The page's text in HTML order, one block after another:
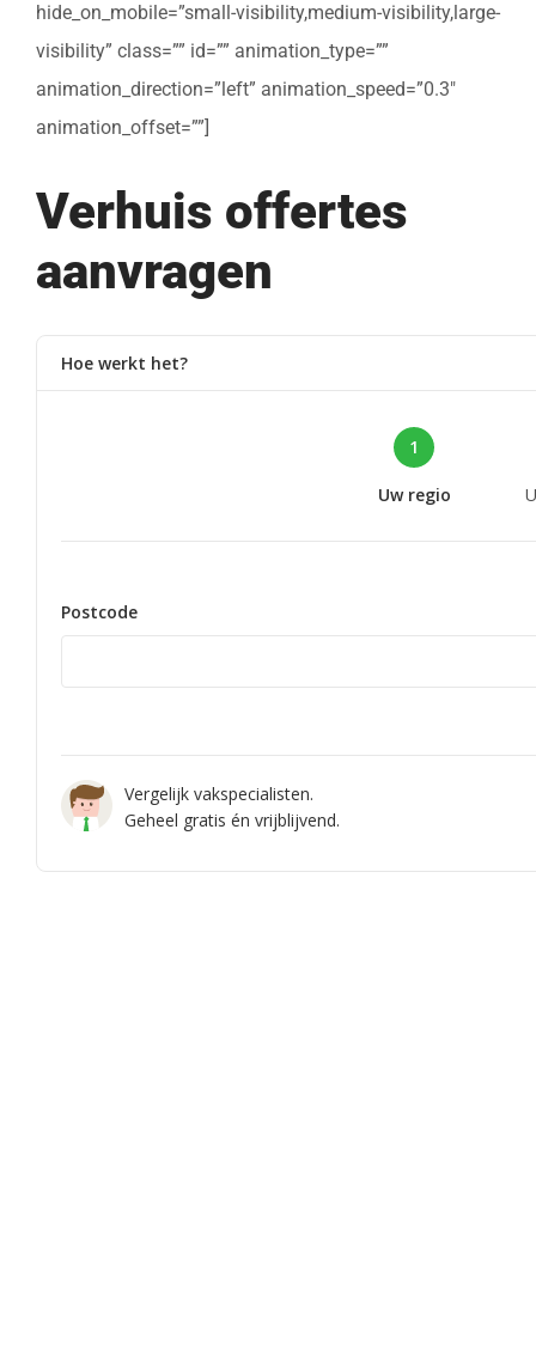
hide_on_mobile=”small-visibility,medium-visibility,large-
visibility” class=”” id=”” animation_type=””
animation_direction=”left” animation_speed=”0.3″
animation_offset=””]
Verhuis offertes
aanvragen